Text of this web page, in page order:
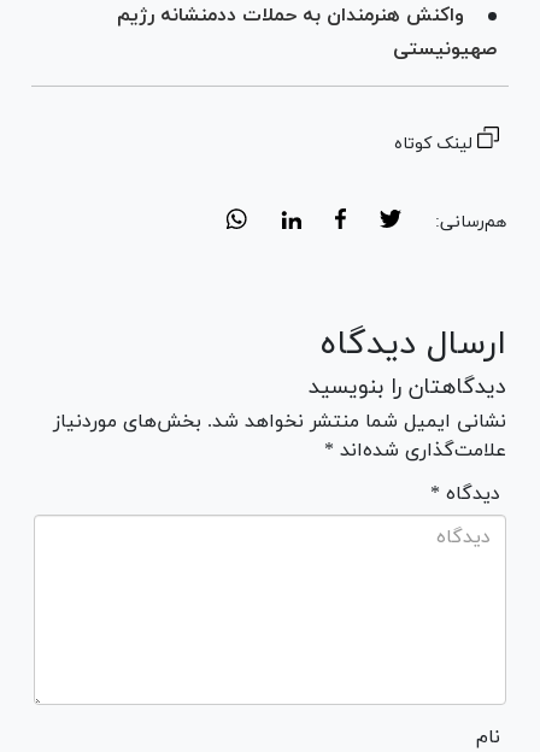
واکنش هنرمندان به حملات ددمنشانه رژیم
صهیونیستی
لینک کوتاه
هم‌رسانی:
ارسال دیدگاه
دیدگاهتان را بنویسید
نشانی ایمیل شما منتشر نخواهد شد. بخش‌های موردنیاز
علامت‌گذاری شده‌اند *
* دیدگاه
نام